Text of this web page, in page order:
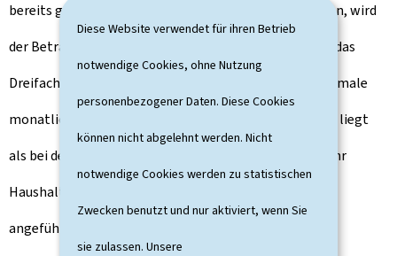
Diese Website verwendet für ihren Betrieb
notwendige Cookies, ohne Nutzung
personenbezogener Daten. Diese Cookies
können nicht abgelehnt werden. Nicht
notwendige Cookies werden zu statistischen
Zwecken benutzt und nur aktiviert, wenn Sie
sie zulassen. Unsere
bereits gefährdeten Bevölkerungsgruppe zu vermeiden, wird
der Betrag des Energiezuschusses wesentlich, d.h. um das
Dreifache, erhöht. Dabei ist zu beachten, dass die maximale
monatliche Bruttoeinkommensgrenze um 25% höher liegt
als bei der Teuerungszulage und somit wesentlich mehr
Haushalten zugute kommt. Als Beispiel sei folgendes
angeführt: